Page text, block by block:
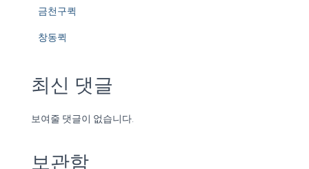
금천구퀵
창동퀵
최신 댓글
보여줄 댓글이 없습니다.
보관함